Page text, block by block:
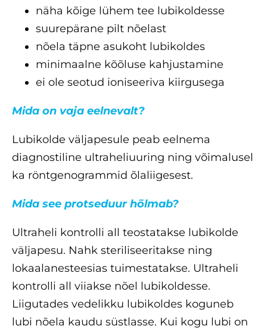
näha kõige lühem tee lubikoldesse
suurepärane pilt nõelast
nõela täpne asukoht lubikoldes
minimaalne kõõluse kahjustamine
ei ole seotud ioniseeriva kiirgusega
Mida on vaja eelnevalt?
Lubikolde väljapesule peab eelnema
diagnostiline ultraheliuuring ning võimalusel
ka röntgenogrammid õlaliigesest.
Mida see protseduur hõlmab?
Ultraheli kontrolli all teostatakse lubikolde
väljapesu. Nahk steriliseeritakse ning
lokaalanesteesias tuimestatakse. Ultraheli
kontrolli all viiakse nõel lubikoldesse.
Liigutades vedelikku lubikoldes koguneb
lubi nõela kaudu süstlasse. Kui kogu lubi on